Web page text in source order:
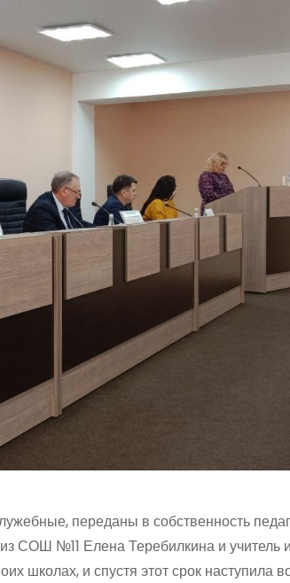
переданы в собственность
СОШ №11 Елена Теребилкина и
школах, и спустя этот срок наступила